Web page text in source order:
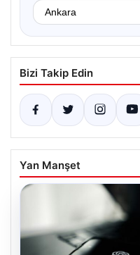
Bizi Takip Edin
Yan Manşet